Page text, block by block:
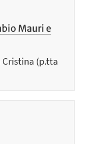
Mauri e
Cristina (p.tta